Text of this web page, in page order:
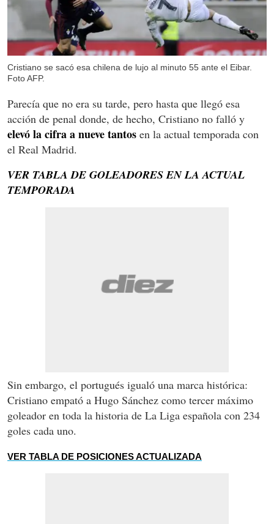
Cristiano se sacó esa chilena de lujo al minuto 55 ante el Eibar.
Foto AFP.
Parecía que no era su tarde, pero hasta que llegó esa
acción de penal donde, de hecho, Cristiano no falló y
elevó la cifra a nueve tantos en la actual temporada con
el Real Madrid.
VER TABLA DE GOLEADORES EN LA ACTUAL
TEMPORADA
Sin embargo, el portugués igualó una marca histórica:
Cristiano empató a Hugo Sánchez como tercer máximo
goleador en toda la historia de La Liga española con 234
goles cada uno.
VER TABLA DE POSICIONES ACTUALIZADA